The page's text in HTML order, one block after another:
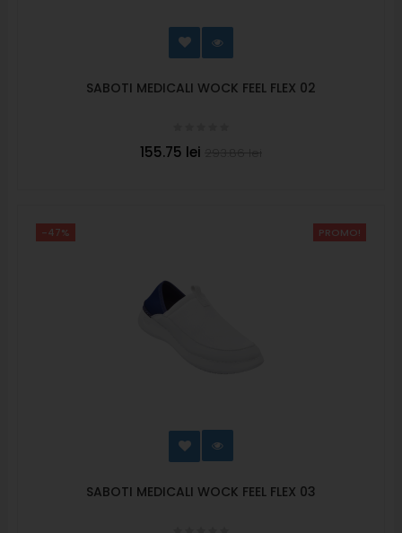
SABOTI MEDICALI WOCK FEEL FLEX 02
155.75 lei
PROMO!
-47%
SABOTI MEDICALI WOCK FEEL FLEX 03